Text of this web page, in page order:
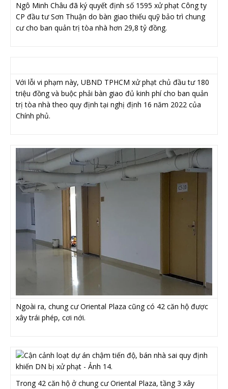
Ngô Minh Châu đã ký quyết định số 1595 xử phạt Công ty
CP đầu tư Sơn Thuận do bàn giao thiếu quỹ bảo trì chung
cư cho ban quản trị tòa nhà hơn 29,8 tỷ đồng.
Với lỗi vi phạm này, UBND TPHCM xử phạt chủ đầu tư 180
triệu đồng và buộc phải bàn giao đủ kinh phí cho ban quản
trị tòa nhà theo quy định tại nghị định 16 năm 2022 của
Chính phủ.
Ngoài ra, chung cư Oriental Plaza cũng có 42 căn hộ được
xây trái phép, cơi nới.
Trong 42 căn hộ ở chung cư Oriental Plaza, tầng 3 xây